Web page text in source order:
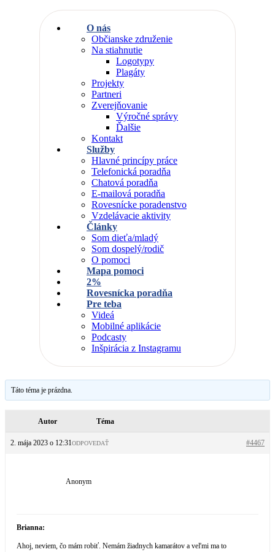
O nás
Občianske združenie
Na stiahnutie
Logotypy
Plagáty
Projekty
Partneri
Zverejňovanie
Výročné správy
Ďalšie
Kontakt
Služby
Hlavné princípy práce
Telefonická poradňa
Chatová poradňa
E-mailová poradňa
Rovesnícke poradenstvo
Vzdelávacie aktivity
Články
Som dieťa/mladý
Som dospelý/rodič
O pomoci
Mapa pomoci
2%
Rovesnícka poradňa
Pre teba
Videá
Mobilné aplikácie
Podcasty
Inšpirácia z Instagramu
Táto téma je prázdna.
Autor Téma
2. mája 2023 o 12:31 #4467
ODPOVEDAŤ
Anonym
Brianna:
Ahoj, neviem, čo mám robiť. Nemám žiadnych kamarátov a veľmi ma to